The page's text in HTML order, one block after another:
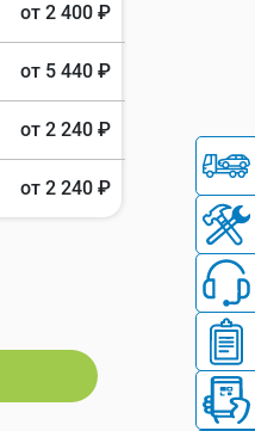
от 2 400 ₽
от 5 440 ₽
от 2 240 ₽
от 2 240 ₽